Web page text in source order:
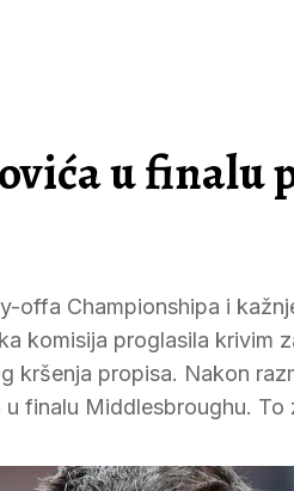
u
offa Championshipa i
komisija proglasila krivim
kršenja propisa. Nakon
finalu Middlesbroughu.